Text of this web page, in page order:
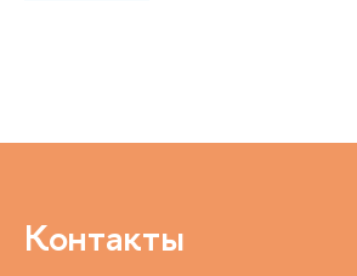
Контакты